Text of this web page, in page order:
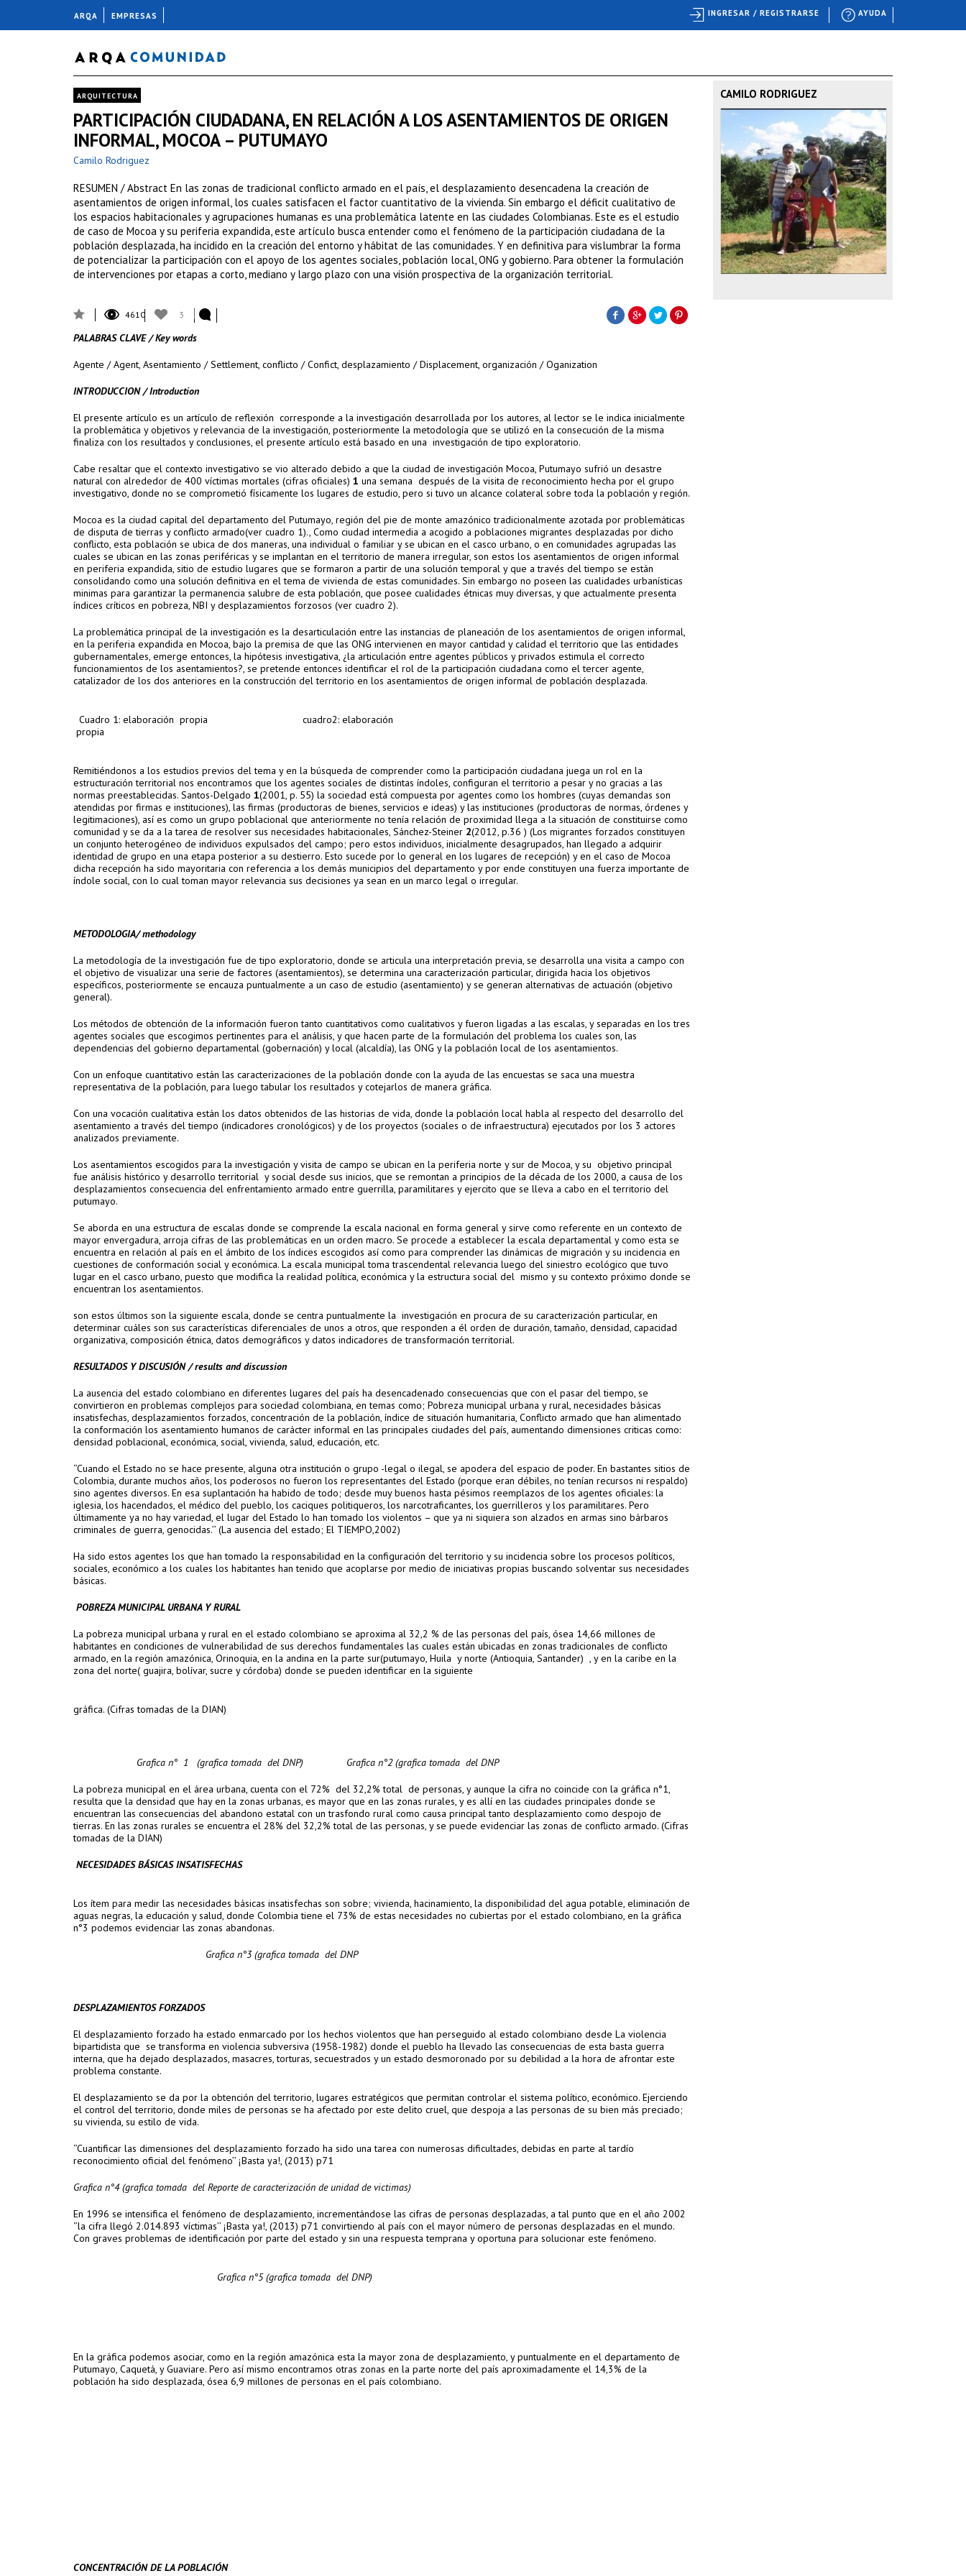
ARQUITECTURA
PARTICIPACIÓN CIUDADANA, EN RELACIÓN A LOS ASENTAMIENTOS DE ORIGEN
INFORMAL, MOCOA – PUTUMAYO
Camilo Rodriguez
RESUMEN / Abstract En las zonas de tradicional conflicto armado en el país, el desplazamiento desencadena la creación de
asentamientos de origen informal, los cuales satisfacen el factor cuantitativo de la vivienda. Sin embargo el déficit cualitativo de
los espacios habitacionales y agrupaciones humanas es una problemática latente en las ciudades Colombianas. Este es el estudio
de caso de Mocoa y su periferia expandida, este artículo busca entender como el fenómeno de la participación ciudadana de la
población desplazada, ha incidido en la creación del entorno y hábitat de las comunidades. Y en definitiva para vislumbrar la forma
de potencializar la participación con el apoyo de los agentes sociales, población local, ONG y gobierno. Para obtener la formulación
de intervenciones por etapas a corto, mediano y largo plazo con una visión prospectiva de la organización territorial.
4610 3
PALABRAS CLAVE / Key words
Agente / Agent, Asentamiento / Settlement, conflicto / Confict, desplazamiento / Displacement, organización / Oganization
INTRODUCCION / Introduction
El presente artículo es un artículo de reflexión corresponde a la investigación desarrollada por los autores, al lector se le indica inicialmente
la problemática y objetivos y relevancia de la investigación, posteriormente la metodología que se utilizó en la consecución de la misma
finaliza con los resultados y conclusiones, el presente artículo está basado en una investigación de tipo exploratorio.
Cabe resaltar que el contexto investigativo se vio alterado debido a que la ciudad de investigación Mocoa, Putumayo sufrió un desastre
natural con alrededor de 400 víctimas mortales (cifras oficiales) 1 una semana después de la visita de reconocimiento hecha por el grupo
investigativo, donde no se comprometió físicamente los lugares de estudio, pero si tuvo un alcance colateral sobre toda la población y región.
Mocoa es la ciudad capital del departamento del Putumayo, región del pie de monte amazónico tradicionalmente azotada por problemáticas
de disputa de tierras y conflicto armado(ver cuadro 1)., Como ciudad intermedia a acogido a poblaciones migrantes desplazadas por dicho
conflicto, esta población se ubica de dos maneras, una individual o familiar y se ubican en el casco urbano, o en comunidades agrupadas las
cuales se ubican en las zonas periféricas y se implantan en el territorio de manera irregular, son estos los asentamientos de origen informal
en periferia expandida, sitio de estudio lugares que se formaron a partir de una solución temporal y que a través del tiempo se están
consolidando como una solución definitiva en el tema de vivienda de estas comunidades. Sin embargo no poseen las cualidades urbanísticas
minimas para garantizar la permanencia salubre de esta población, que posee cualidades étnicas muy diversas, y que actualmente presenta
índices críticos en pobreza, NBI y desplazamientos forzosos (ver cuadro 2).
La problemática principal de la investigación es la desarticulación entre las instancias de planeación de los asentamientos de origen informal,
en la periferia expandida en Mocoa, bajo la premisa de que las ONG intervienen en mayor cantidad y calidad el territorio que las entidades
gubernamentales, emerge entonces, la hipótesis investigativa, ¿la articulación entre agentes públicos y privados estimula el correcto
funcionamientos de los asentamientos?, se pretende entonces identificar el rol de la participación ciudadana como el tercer agente,
catalizador de los dos anteriores en la construcción del territorio en los asentamientos de origen informal de población desplazada.
Cuadro 1: elaboración propia cuadro2: elaboración
propia
Remitiéndonos a los estudios previos del tema y en la búsqueda de comprender como la participación ciudadana juega un rol en la
estructuración territorial nos encontramos que los agentes sociales de distintas índoles, configuran el territorio a pesar y no gracias a las
normas preestablecidas. Santos-Delgado 1(2001, p. 55) la sociedad está compuesta por agentes como los hombres (cuyas demandas son
atendidas por firmas e instituciones), las firmas (productoras de bienes, servicios e ideas) y las instituciones (productoras de normas, órdenes y
legitimaciones), así es como un grupo poblacional que anteriormente no tenía relación de proximidad llega a la situación de constituirse como
comunidad y se da a la tarea de resolver sus necesidades habitacionales, Sánchez-Steiner 2(2012, p.36 ) (Los migrantes forzados constituyen
un conjunto heterogéneo de individuos expulsados del campo; pero estos individuos, inicialmente desagrupados, han llegado a adquirir
identidad de grupo en una etapa posterior a su destierro. Esto sucede por lo general en los lugares de recepción) y en el caso de Mocoa
dicha recepción ha sido mayoritaria con referencia a los demás municipios del departamento y por ende constituyen una fuerza importante de
índole social, con lo cual toman mayor relevancia sus decisiones ya sean en un marco legal o irregular.
METODOLOGIA/ methodology
La metodología de la investigación fue de tipo exploratorio, donde se articula una interpretación previa, se desarrolla una visita a campo con
el objetivo de visualizar una serie de factores (asentamientos), se determina una caracterización particular, dirigida hacia los objetivos
específicos, posteriormente se encauza puntualmente a un caso de estudio (asentamiento) y se generan alternativas de actuación (objetivo
general).
Los métodos de obtención de la información fueron tanto cuantitativos como cualitativos y fueron ligadas a las escalas, y separadas en los tres
agentes sociales que escogimos pertinentes para el análisis, y que hacen parte de la formulación del problema los cuales son, las
dependencias del gobierno departamental (gobernación) y local (alcaldía), las ONG y la población local de los asentamientos.
Con un enfoque cuantitativo están las caracterizaciones de la población donde con la ayuda de las encuestas se saca una muestra
representativa de la población, para luego tabular los resultados y cotejarlos de manera gráfica.
Con una vocación cualitativa están los datos obtenidos de las historias de vida, donde la población local habla al respecto del desarrollo del
asentamiento a través del tiempo (indicadores cronológicos) y de los proyectos (sociales o de infraestructura) ejecutados por los 3 actores
analizados previamente.
Los asentamientos escogidos para la investigación y visita de campo se ubican en la periferia norte y sur de Mocoa, y su objetivo principal
fue análisis histórico y desarrollo territorial y social desde sus inicios, que se remontan a principios de la década de los 2000, a causa de los
desplazamientos consecuencia del enfrentamiento armado entre guerrilla, paramilitares y ejercito que se lleva a cabo en el territorio del
putumayo.
Se aborda en una estructura de escalas donde se comprende la escala nacional en forma general y sirve como referente en un contexto de
mayor envergadura, arroja cifras de las problemáticas en un orden macro. Se procede a establecer la escala departamental y como esta se
encuentra en relación al país en el ámbito de los índices escogidos así como para comprender las dinámicas de migración y su incidencia en
cuestiones de conformación social y económica. La escala municipal toma trascendental relevancia luego del siniestro ecológico que tuvo
lugar en el casco urbano, puesto que modifica la realidad política, económica y la estructura social del mismo y su contexto próximo donde se
encuentran los asentamientos.
son estos últimos son la siguiente escala, donde se centra puntualmente la investigación en procura de su caracterización particular, en
determinar cuáles son sus características diferenciales de unos a otros, que responden a él orden de duración, tamaño, densidad, capacidad
organizativa, composición étnica, datos demográficos y datos indicadores de transformación territorial.
RESULTADOS Y DISCUSIÓN / results and discussion
La ausencia del estado colombiano en diferentes lugares del país ha desencadenado consecuencias que con el pasar del tiempo, se
convirtieron en problemas complejos para sociedad colombiana, en temas como; Pobreza municipal urbana y rural, necesidades básicas
insatisfechas, desplazamientos forzados, concentración de la población, índice de situación humanitaria, Conflicto armado que han alimentado
la conformación los asentamiento humanos de carácter informal en las principales ciudades del país, aumentando dimensiones criticas como:
densidad poblacional, económica, social, vivienda, salud, educación, etc.
‘’Cuando el Estado no se hace presente, alguna otra institución o grupo -legal o ilegal, se apodera del espacio de poder. En bastantes sitios de
Colombia, durante muchos años, los poderosos no fueron los representantes del Estado (porque eran débiles, no tenían recursos ni respaldo)
sino agentes diversos. En esa suplantación ha habido de todo; desde muy buenos hasta pésimos reemplazos de los agentes oficiales: la
iglesia, los hacendados, el médico del pueblo, los caciques politiqueros, los narcotraficantes, los guerrilleros y los paramilitares. Pero
últimamente ya no hay variedad, el lugar del Estado lo han tomado los violentos – que ya ni siquiera son alzados en armas sino bárbaros
criminales de guerra, genocidas.’’ (La ausencia del estado; El TIEMPO,2002)
Ha sido estos agentes los que han tomado la responsabilidad en la configuración del territorio y su incidencia sobre los procesos políticos,
sociales, económico a los cuales los habitantes han tenido que acoplarse por medio de iniciativas propias buscando solventar sus necesidades
básicas.
POBREZA MUNICIPAL URBANA Y RURAL
La pobreza municipal urbana y rural en el estado colombiano se aproxima al 32,2 % de las personas del país, ósea 14,66 millones de
habitantes en condiciones de vulnerabilidad de sus derechos fundamentales las cuales están ubicadas en zonas tradicionales de conflicto
armado, en la región amazónica, Orinoquia, en la andina en la parte sur(putumayo, Huila y norte (Antioquia, Santander) , y en la caribe en la
zona del norte( guajira, bolívar, sucre y córdoba) donde se pueden identificar en la siguiente
gráfica. (Cifras tomadas de la DIAN)
Grafica n° 1 (grafica tomada del DNP) Grafica n°2 (grafica tomada del DNP
La pobreza municipal en el área urbana, cuenta con el 72% del 32,2% total de personas, y aunque la cifra no coincide con la gráfica n°1,
resulta que la densidad que hay en la zonas urbanas, es mayor que en las zonas rurales, y es allí en las ciudades principales donde se
encuentran las consecuencias del abandono estatal con un trasfondo rural como causa principal tanto desplazamiento como despojo de
tierras. En las zonas rurales se encuentra el 28% del 32,2% total de las personas, y se puede evidenciar las zonas de conflicto armado. (Cifras
tomadas de la DIAN)
NECESIDADES BÁSICAS INSATISFECHAS
Los ítem para medir las necesidades básicas insatisfechas son sobre; vivienda, hacinamiento, la disponibilidad del agua potable, eliminación de
aguas negras, la educación y salud, donde Colombia tiene el 73% de estas necesidades no cubiertas por el estado colombiano, en la gráfica
n°3 podemos evidenciar las zonas abandonas.
Grafica n°3 (grafica tomada del DNP
DESPLAZAMIENTOS FORZADOS
El desplazamiento forzado ha estado enmarcado por los hechos violentos que han perseguido al estado colombiano desde La violencia
bipartidista que se transforma en violencia subversiva (1958-1982) donde el pueblo ha llevado las consecuencias de esta basta guerra
interna, que ha dejado desplazados, masacres, torturas, secuestrados y un estado desmoronado por su debilidad a la hora de afrontar este
problema constante.
El desplazamiento se da por la obtención del territorio, lugares estratégicos que permitan controlar el sistema político, económico. Ejerciendo
el control del territorio, donde miles de personas se ha afectado por este delito cruel, que despoja a las personas de su bien más preciado;
su vivienda, su estilo de vida.
‘’Cuantificar las dimensiones del desplazamiento forzado ha sido una tarea con numerosas dificultades, debidas en parte al tardío
reconocimiento oficial del fenómeno’’ ¡Basta ya!, (2013) p71
Grafica n°4 (grafica tomada del Reporte de caracterización de unidad de victimas)
En 1996 se intensifica el fenómeno de desplazamiento, incrementándose las cifras de personas desplazadas, a tal punto que en el año 2002
‘’la cifra llegó 2.014.893 víctimas’’ ¡Basta ya!, (2013) p71 convirtiendo al país con el mayor número de personas desplazadas en el mundo.
Con graves problemas de identificación por parte del estado y sin una respuesta temprana y oportuna para solucionar este fenómeno.
Grafica n°5 (grafica tomada del DNP)
En la gráfica podemos asociar, como en la región amazónica esta la mayor zona de desplazamiento, y puntualmente en el departamento de
Putumayo, Caquetá, y Guaviare. Pero así mismo encontramos otras zonas en la parte norte del país aproximadamente el 14,3% de la
población ha sido desplazada, ósea 6,9 millones de personas en el país colombiano.
CONCENTRACIÓN DE LA POBLACIÓN
CAMILO RODRIGUEZ
ARQA EMPRESAS AYUDA
INGRESAR / REGISTRARSE